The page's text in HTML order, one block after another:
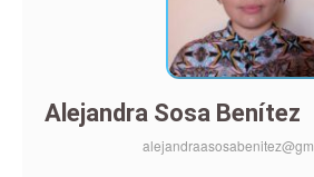
Alejandra Sosa Benítez